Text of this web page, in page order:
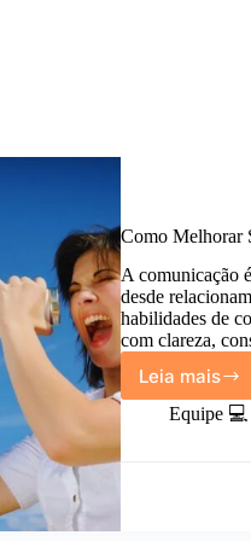
Como Melhorar
A comunicação
desde
habilidades de
com clareza,
Leia mais
Como
Suas
Equipe 💻